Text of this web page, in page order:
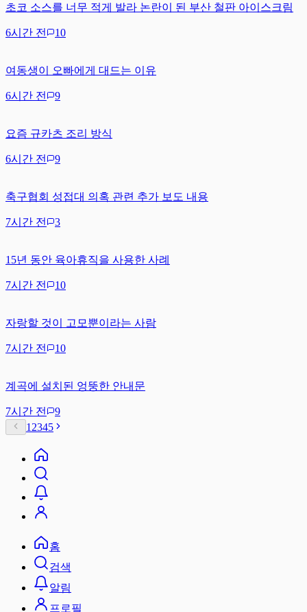
초코 소스를 너무 적게 발라 논란이 된 부산 철판 아이스크림
6시간 전 10
여동생이 오빠에게 대드는 이유
6시간 전 9
요즘 규카츠 조리 방식
6시간 전 9
축구협회 성접대 의혹 관련 추가 보도 내용
7시간 전 3
15년 동안 육아휴직을 사용한 사례
7시간 전 10
자랑할 것이 고모뿐이라는 사람
7시간 전 10
계곡에 설치된 엉뚱한 안내문
7시간 전
9
1 2345
홈
검색
알림
프로필